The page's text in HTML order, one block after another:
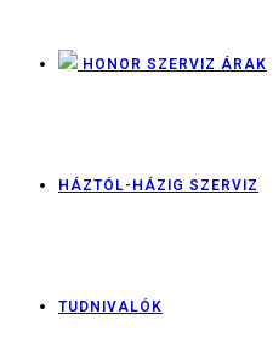
HONOR SZERVIZ ÁRAK
HÁZTÓL-HÁZIG SZERVIZ
TUDNIVALÓK